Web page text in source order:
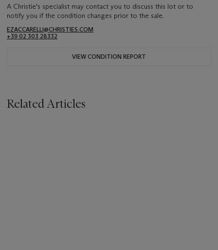
A Christie's specialist may contact you to discuss this lot or to
notify you if the condition changes prior to the sale.
EZACCARELLI@CHRISTIES.COM
+39 02 303 28332
VIEW CONDITION REPORT
Related Articles